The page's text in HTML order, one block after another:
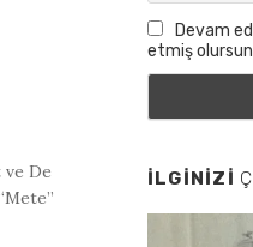
ve De
Devam
etmiş
İLGINIZI